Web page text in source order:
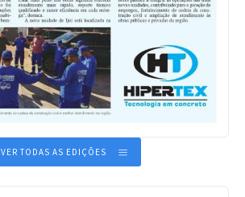
VER TODAS AS EDIÇÕES